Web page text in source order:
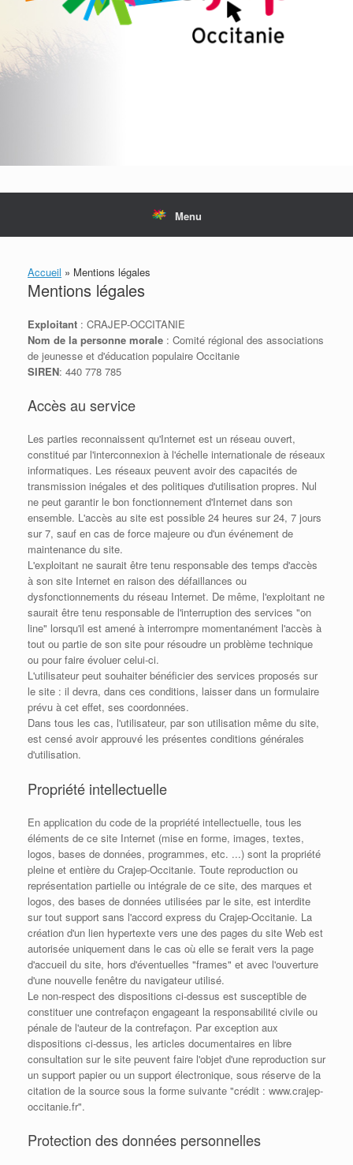
Menu
Accueil » Mentions légales
Mentions légales
Exploitant : CRAJEP-OCCITANIE
Nom de la personne morale : Comité régional des associations
de jeunesse et d'éducation populaire Occitanie
SIREN: 440 778 785
Accès au service
Les parties reconnaissent qu'Internet est un réseau ouvert,
constitué par l'interconnexion à l'échelle internationale de réseaux
informatiques. Les réseaux peuvent avoir des capacités de
transmission inégales et des politiques d'utilisation propres. Nul
ne peut garantir le bon fonctionnement d'Internet dans son
ensemble. L'accès au site est possible 24 heures sur 24, 7 jours
sur 7, sauf en cas de force majeure ou d'un événement de
maintenance du site.
L'exploitant ne saurait être tenu responsable des temps d'accès
à son site Internet en raison des défaillances ou
dysfonctionnements du réseau Internet. De même, l'exploitant ne
saurait être tenu responsable de l'interruption des services "on
line" lorsqu'il est amené à interrompre momentanément l'accès à
tout ou partie de son site pour résoudre un problème technique
ou pour faire évoluer celui-ci.
L'utilisateur peut souhaiter bénéficier des services proposés sur
le site : il devra, dans ces conditions, laisser dans un formulaire
prévu à cet effet, ses coordonnées.
Dans tous les cas, l'utilisateur, par son utilisation même du site,
est censé avoir approuvé les présentes conditions générales
d'utilisation.
Propriété intellectuelle
En application du code de la propriété intellectuelle, tous les
éléments de ce site Internet (mise en forme, images, textes,
logos, bases de données, programmes, etc. ...) sont la propriété
pleine et entière du Crajep-Occitanie. Toute reproduction ou
représentation partielle ou intégrale de ce site, des marques et
logos, des bases de données utilisées par le site, est interdite
sur tout support sans l'accord express du Crajep-Occitanie. La
création d'un lien hypertexte vers une des pages du site Web est
autorisée uniquement dans le cas où elle se ferait vers la page
d'accueil du site, hors d'éventuelles "frames" et avec l'ouverture
d'une nouvelle fenêtre du navigateur utilisé.
Le non-respect des dispositions ci-dessus est susceptible de
constituer une contrefaçon engageant la responsabilité civile ou
pénale de l'auteur de la contrefaçon. Par exception aux
dispositions ci-dessus, les articles documentaires en libre
consultation sur le site peuvent faire l'objet d'une reproduction sur
un support papier ou un support électronique, sous réserve de la
citation de la source sous la forme suivante "crédit : www.crajep-
occitanie.fr".
Protection des données personnelles